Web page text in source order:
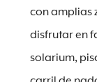
con amplias
disfrutar en
solarium,